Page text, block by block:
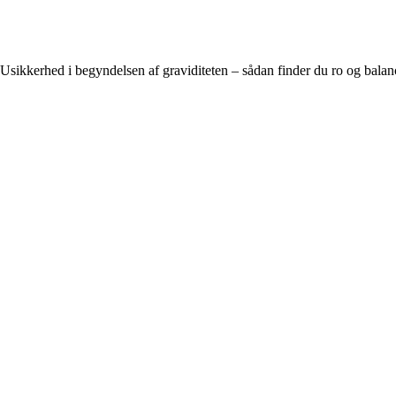
Usikkerhed i begyndelsen af graviditeten – sådan finder du ro og